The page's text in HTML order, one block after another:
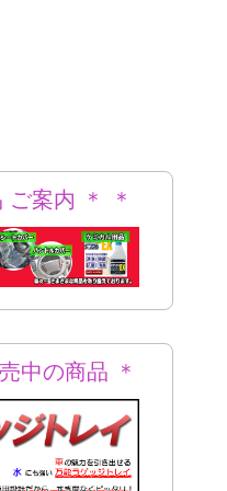
ご案内 ＊ ＊
中の商品 ＊